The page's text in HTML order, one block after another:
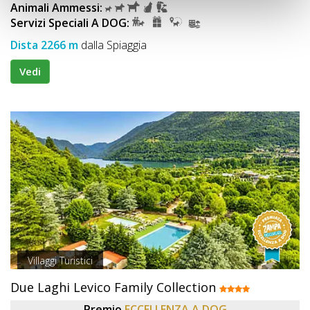
Animali Ammessi:
Servizi Speciali A DOG:
Dista 2266 m dalla Spiaggia
Vedi
Villaggi Turistici
Due Laghi Levico Family Collection